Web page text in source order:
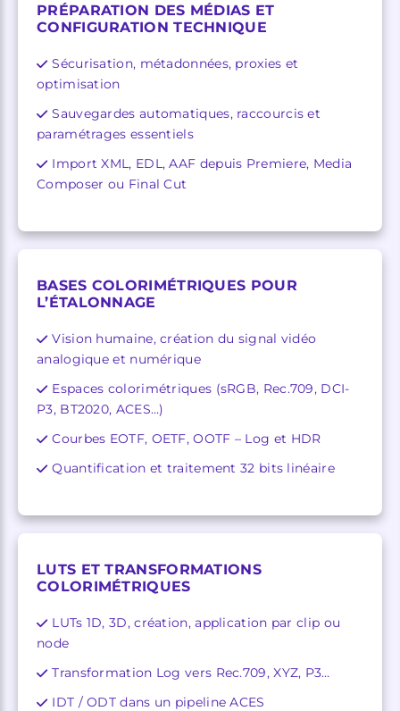
PRÉPARATION DES MÉDIAS ET
CONFIGURATION TECHNIQUE
Sécurisation, métadonnées, proxies et
optimisation
Sauvegardes automatiques, raccourcis et
paramétrages essentiels
Import XML, EDL, AAF depuis Premiere, Media
Composer ou Final Cut
BASES COLORIMÉTRIQUES POUR
L’ÉTALONNAGE
Vision humaine, création du signal vidéo
analogique et numérique
Espaces colorimétriques (sRGB, Rec.709, DCI-
P3, BT2020, ACES…)
Courbes EOTF, OETF, OOTF – Log et HDR
Quantification et traitement 32 bits linéaire
LUTS ET TRANSFORMATIONS
COLORIMÉTRIQUES
LUTs 1D, 3D, création, application par clip ou
node
Transformation Log vers Rec.709, XYZ, P3…
IDT / ODT dans un pipeline ACES